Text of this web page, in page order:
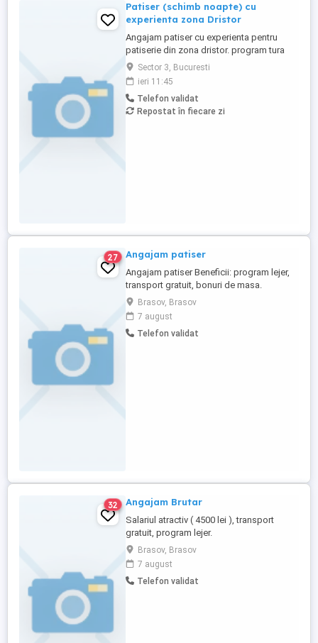
Patiser (schimb noapte) cu
experienta zona Dristor
Angajam patiser cu experienta pentru
patiserie din zona dristor. program tura
noapte, detalii la interviu.
Sector 3, Bucuresti
ieri 11:45
Telefon validat
Repostat în fiecare zi
27 Angajam patiser
Angajam patiser Beneficii: program lejer,
transport gratuit, bonuri de masa.
Brasov, Brasov
7 august
Telefon validat
32 Angajam Brutar
Salariul atractiv ( 4500 lei ), transport
gratuit, program lejer.
Brasov, Brasov
7 august
Telefon validat